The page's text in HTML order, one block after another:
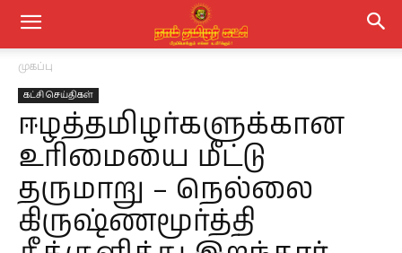
முகப்பு
கட்சி செய்திகள்
ஈழத்தமிழர்களுக்கான
உரிமையை மீட்டு
தருமாறு – நெல்லை
கிருஷ்ணமூர்த்தி